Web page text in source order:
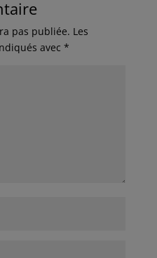
pas publiée. Les
avec *